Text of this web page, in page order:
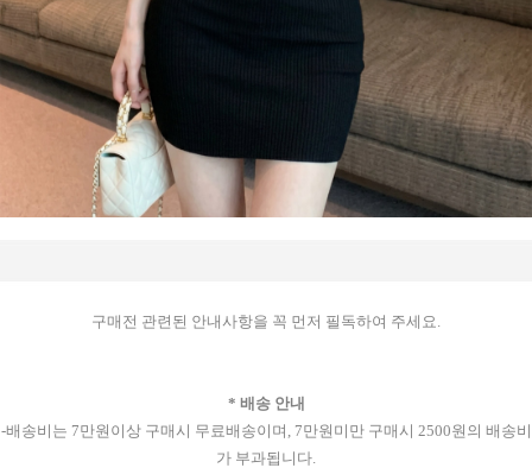
구매전 관련된 안내사항을 꼭 먼저 필독하여 주세요.
* 배송 안내
-배송비는 7만원이상 구매시 무료배송이며, 7만원미만 구매시 2500원의 배송비
가 부과됩니다.